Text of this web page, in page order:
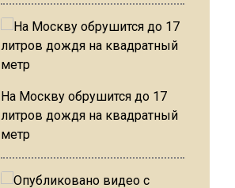
На Москву обрушится до 17
литров дождя на квадратный
метр